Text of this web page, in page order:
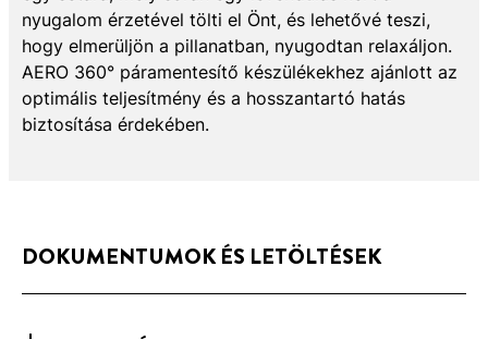
nyugalom érzetével tölti el Önt, és lehetővé teszi,
hogy elmerüljön a pillanatban, nyugodtan relaxáljon.
AERO 360° páramentesítő készülékekhez ajánlott az
optimális teljesítmény és a hosszantartó hatás
biztosítása érdekében.
DOKUMENTUMOK ÉS LETÖLTÉSEK